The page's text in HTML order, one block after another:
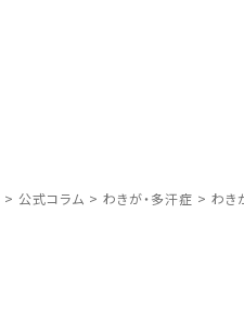
> 公式コラム > わきが・多汗症 > わき